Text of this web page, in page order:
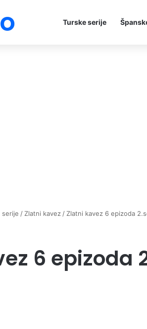
Turske serije
serije / Zlatni kavez / Zlatni kavez 6 epizoda
6 epizoda